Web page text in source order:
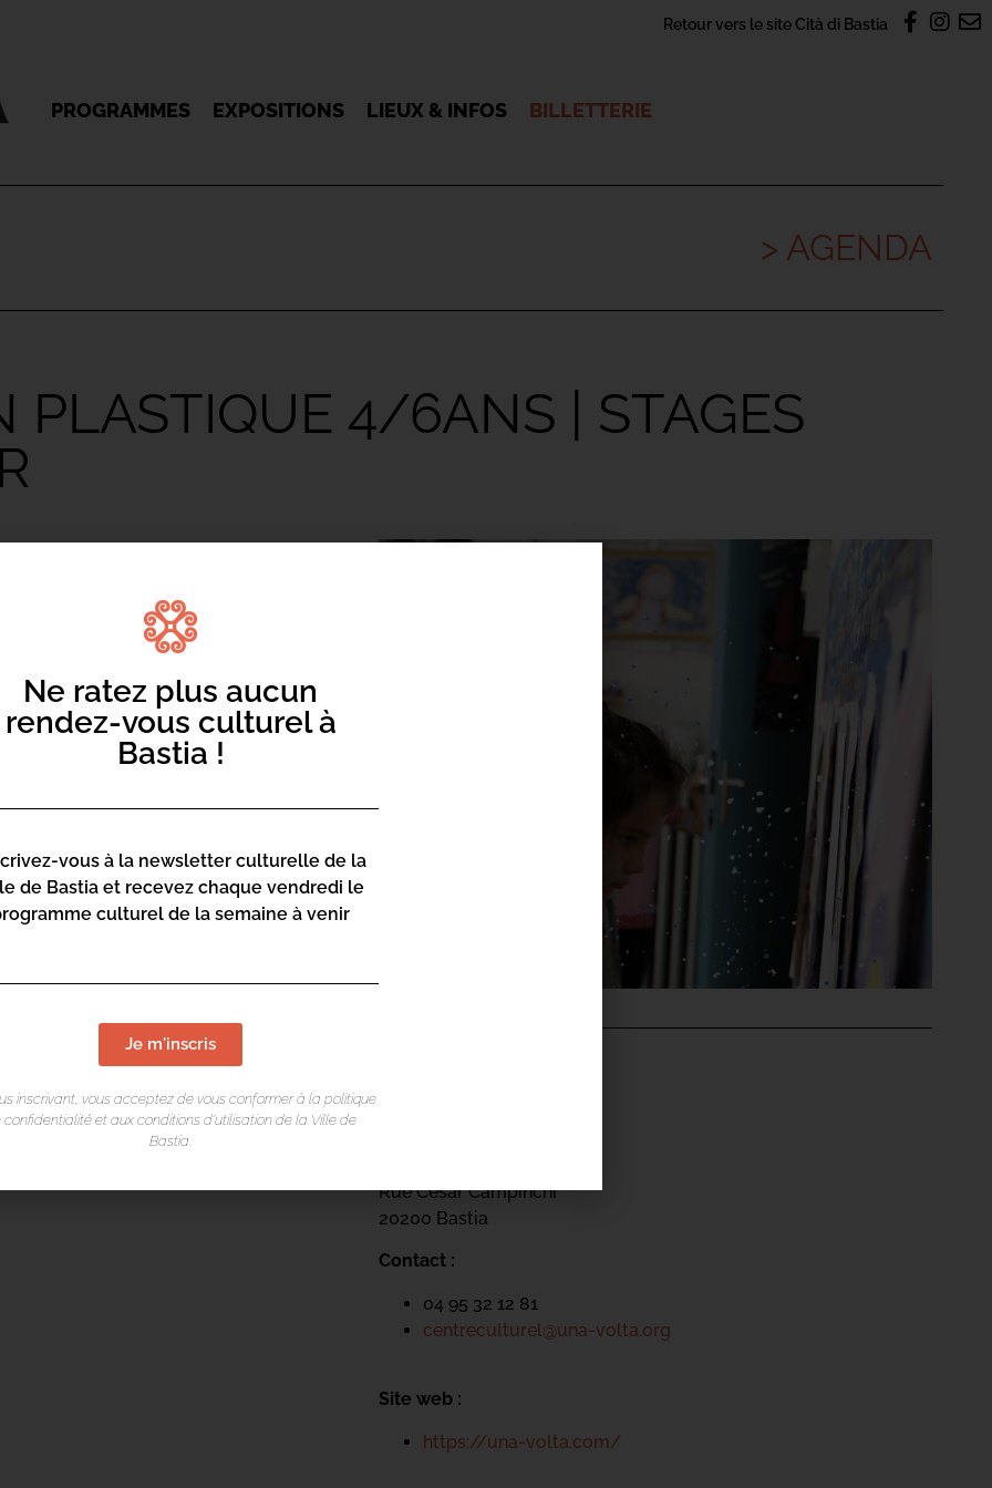
Retour vers le site Cità di Bastia
PROGRAMMES EXPOSITIONS LIEUX & INFOS BILLETTERIE
> AGENDA
PLASTIQUE 4/6ANS | STAGES
Volta pendant les vacances
durant la saison. Pour les adultes,
enseignante certifiée, sont proposés
Rue César Campinchi
20200 Bastia
Contact :
04 95 32 12 81
centreculturel@una-volta.org
Site web :
https://una-volta.com/
Ne ratez plus aucun
rendez-vous culturel à
Bastia !
vous à la newsletter culturelle de la
de Bastia et recevez chaque vendredi le
culturel de la semaine à venir
Je m'inscris
inscrivant, vous acceptez de vous conformer à la politique
confidentialité et aux conditions d’utilisation de la Ville de
Bastia.